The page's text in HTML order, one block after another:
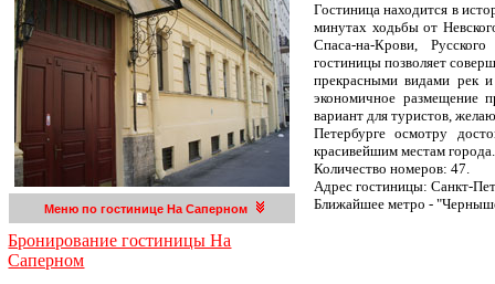
Меню по гостинице На Саперном
Бронирование гостиницы На
Саперном
Гостиница находится в
минутах ходьбы от
Спаса-на-Крови,
гостиницы позволяет
прекрасными видами рек и
экономичное размещение
вариант для туристов,
Петербурге осмотру
красивейшим местам города.
Количество номеров: 47.
Адрес гостиницы: Санкт-
Ближайшее метро -